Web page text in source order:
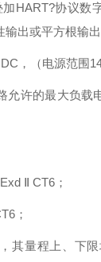
HART?协议数
出或平方根输出
，（电源范围
允许的最大负载
Ⅱ CT6；
；
其量程上、下